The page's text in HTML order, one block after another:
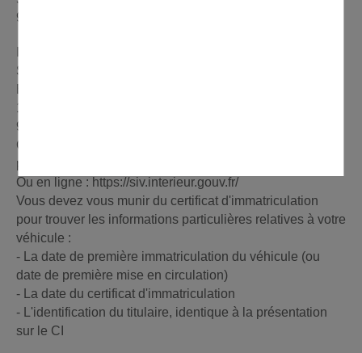
95010 Cergy-Pontoise
Sous-préfecture de Sarcelles
1 Boulevard François Mitterrand
95200 Sarcelles
Certificat de non gage : Préfecture de Cergy et Sous-
préfecture
Ou en ligne : https://siv.interieur.gouv.fr/
Vous devez vous munir du certificat d'immatriculation
pour trouver les informations particulières relatives à votre
véhicule :
- La date de première immatriculation du véhicule (ou
date de première mise en circulation)
- La date du certificat d'immatriculation
- L'identification du titulaire, identique à la présentation
sur le CI